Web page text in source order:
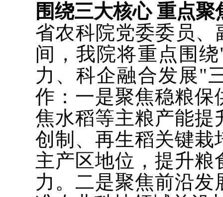
围绕三大核心 重点聚
省农科院党委委员
间，我院将重点围
力、科企融合发展"
作：一是聚焦稳粮保
焦水稻等主粮产能提
创制、再生稻关键栽
主产区地位，提升
力。二是聚焦前沿